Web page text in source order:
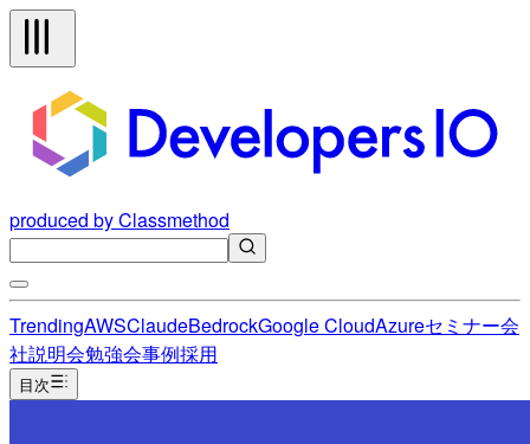
produced by Classmethod
TrendingAWSClaudeBedrockGoogle CloudAzureセミナー会
社説明会勉強会事例採用
目次